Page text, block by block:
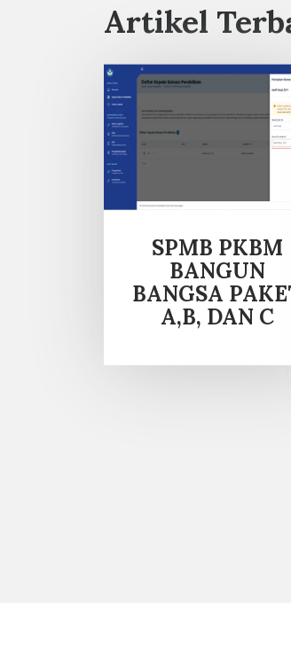
Artikel
SPMB PKBM
BANGUN
BANGSA
A,B, DAN C